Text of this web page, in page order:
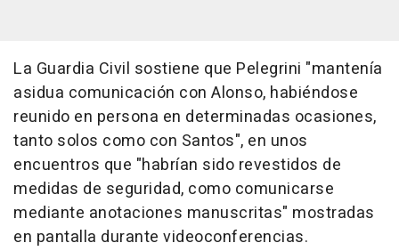
La Guardia Civil sostiene que Pelegrini "mantenía
asidua comunicación con Alonso, habiéndose
reunido en persona en determinadas ocasiones,
tanto solos como con Santos", en unos
encuentros que "habrían sido revestidos de
medidas de seguridad, como comunicarse
mediante anotaciones manuscritas" mostradas
en pantalla durante videoconferencias.